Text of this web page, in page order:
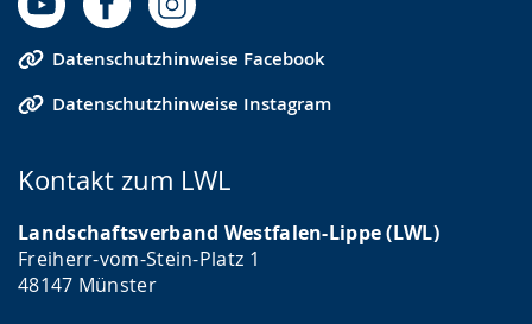
Datenschutzhinweise Facebook
Datenschutzhinweise Instagram
Kontakt zum LWL
Landschaftsverband Westfalen-Lippe (LWL)
Freiherr-vom-Stein-Platz 1
48147 Münster